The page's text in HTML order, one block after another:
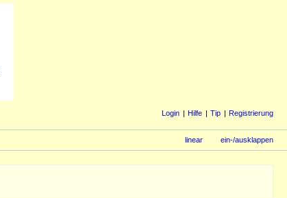
Login Hilfe Tip Registrierung
linear ein-/ausklappen